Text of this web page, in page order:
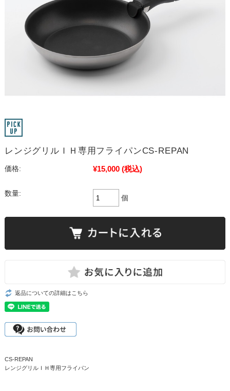
レンジグリルＩＨ専用フライパンCS-REPAN
価格: ¥15,000 (税込)
数量:
個
返品についての詳細はこちら
CS-REPAN
レンジグリルＩＨ専用フライパン